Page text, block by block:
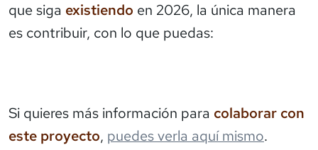
que siga existiendo en 2026, la única manera
es contribuir, con lo que puedas:
Si quieres más información para colaborar con
este proyecto, puedes verla aquí mismo.